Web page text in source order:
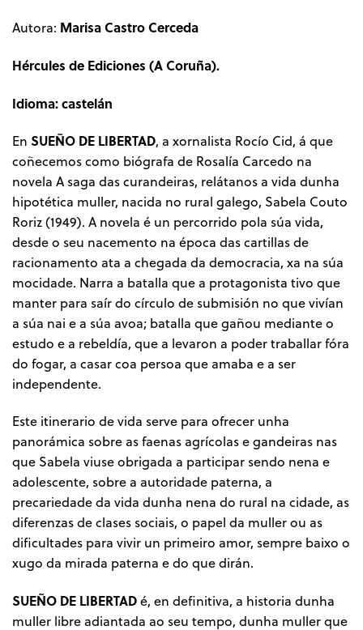
Autora: Marisa Castro Cerceda
Hércules de Ediciones (A Coruña).
Idioma: castelán
En SUEÑO DE LIBERTAD, a xornalista Rocío Cid, á que
coñecemos como biógrafa de Rosalía Carcedo na
novela A saga das curandeiras, relátanos a vida dunha
hipotética muller, nacida no rural galego, Sabela Couto
Roriz (1949). A novela é un percorrido pola súa vida,
desde o seu nacemento na época das cartillas de
racionamento ata a chegada da democracia, xa na súa
mocidade. Narra a batalla que a protagonista tivo que
manter para saír do círculo de submisión no que vivían
a súa nai e a súa avoa; batalla que gañou mediante o
estudo e a rebeldía, que a levaron a poder traballar fóra
do fogar, a casar coa persoa que amaba e a ser
independente.
Este itinerario de vida serve para ofrecer unha
panorámica sobre as faenas agrícolas e gandeiras nas
que Sabela viuse obrigada a participar sendo nena e
adolescente, sobre a autoridade paterna, a
precariedade da vida dunha nena do rural na cidade, as
diferenzas de clases sociais, o papel da muller ou as
dificultades para vivir un primeiro amor, sempre baixo o
xugo da mirada paterna e do que dirán.
SUEÑO DE LIBERTADé, en definitiva, a historia dunha
muller libre adiantada ao seu tempo, dunha muller que